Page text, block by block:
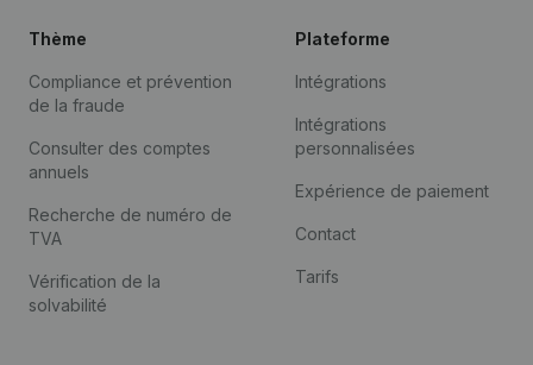
Thème
Compliance et prévention
de la fraude
Consulter des comptes
annuels
Recherche de numéro de
TVA
Vérification de la
solvabilité
Plateforme
Intégrations
Intégrations
personnalisées
Expérience de paiement
Contact
Tarifs